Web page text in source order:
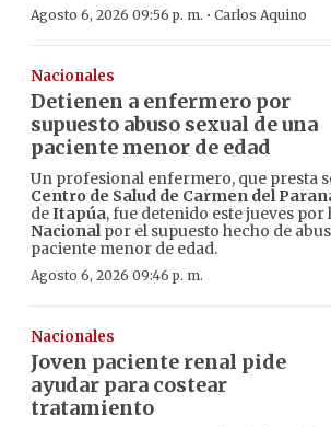
Agosto 6, 2026 09:56 p. m. · Carlos Aquino
Nacionales
Detienen a enfermero por
supuesto abuso sexual de una
paciente menor de edad
Un profesional enfermero, que presta
Centro de Salud de Carmen del
deItapúa, fue detenido este jueves por
Nacionalpor el supuesto hecho de
paciente menor de edad.
Agosto 6, 2026 09:46 p. m.
Nacionales
Joven paciente renal pide
ayudar para costear
tratamiento